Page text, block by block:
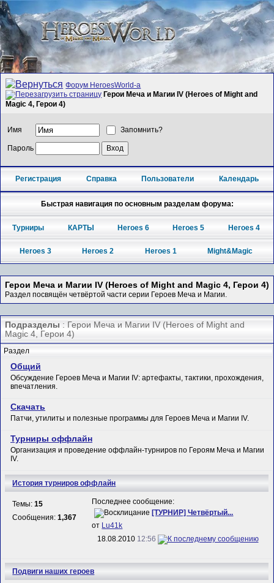
Форум HeroesWorld-а
Герои Меча и Магии IV (Heroes of Might and
Magic 4, Герои 4)
Имя Запомнить?
Пароль
Регистрация Справка Пользователи Календарь
Быстрая навигация по основным разделам форума:
Турниры КАРТЫ Heroes 6 Heroes 5 Heroes 4
Heroes 3 Heroes 2 Heroes 1 Might&Magic
Герои Меча и Магии IV (Heroes of Might and Magic 4, Герои 4)
Раздел посвящён четвёртой части серии Героев Меча и Магии.
Подразделы : Герои Меча и Магии IV (Heroes of Might and
Magic 4, Герои 4)
Раздел
Общий
Обсуждение Героев Меча и Магии IV: артефакты, тактики, прохождения,
впечатления.
Скачать
Патчи, утилиты и полезные программы для Героев Меча и Магии IV.
Турниры оффлайн
Организация и проведение оффлайн-турниров по Героям Меча и Магии
IV.
История турниров оффлайн
Темы:15
Сообщения:1,367
Последнее сообщение:
[ТУРНИР] Четвёртый...
от Lu41k
18.08.2010 12:56
Подвиги наших героев